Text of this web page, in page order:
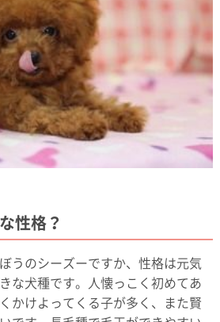
性格？
うのシーズーですか、性格は元気
な犬種です。人懐っこく初めてあ
かけよってくる子が多く、また賢